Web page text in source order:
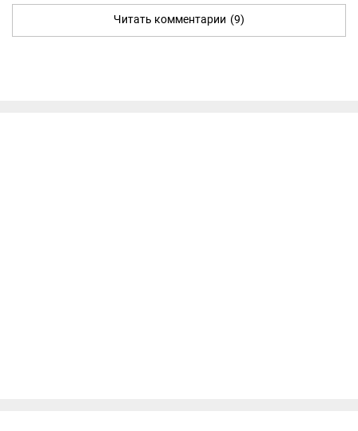
Читать комментарии (9)